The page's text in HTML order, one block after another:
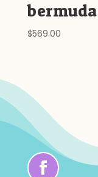
$569.00